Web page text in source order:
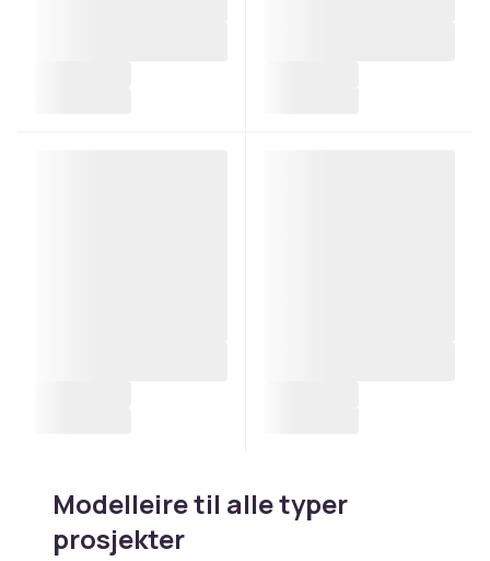
Modelleire til alle typer
prosjekter